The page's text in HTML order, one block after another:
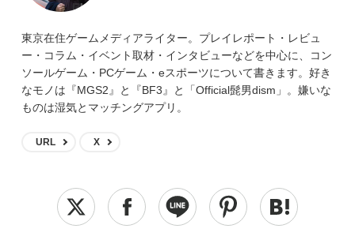
東京在住ゲームメディアライター。プレイレポート・レビュ
ー・コラム・イベント取材・インタビューなどを中心に、コン
ソールゲーム・PCゲーム・eスポーツについて書きます。好き
なモノは『MGS2』と『BF3』と「Official髭男dism」。嫌いな
ものは湿気とマッチングアプリ。
URL X